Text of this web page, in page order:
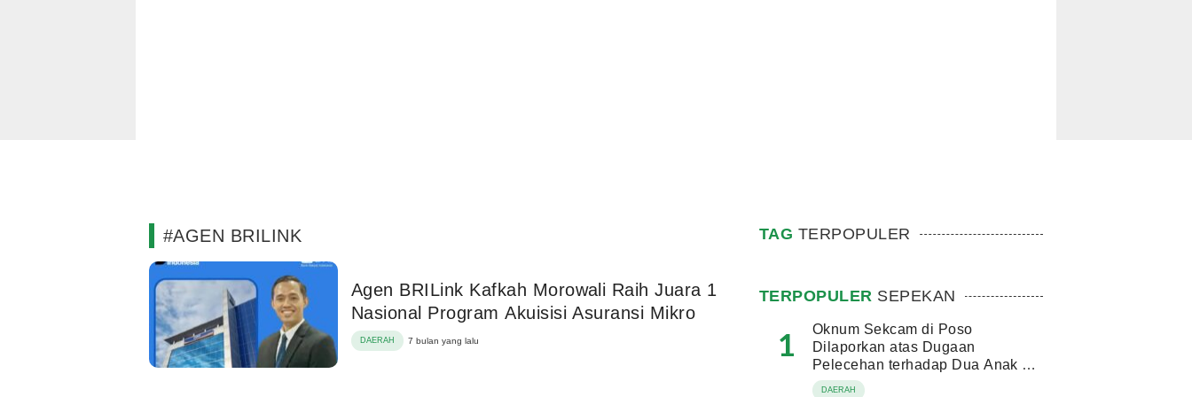
#AGEN BRILINK
Agen BRILink Kafkah Morowali Raih Juara 1
Nasional Program Akuisisi Asuransi Mikro
DAERAH 7 bulan yang lalu
TAG TERPOPULER
TERPOPULER SEPEKAN
1
Oknum Sekcam di Poso
Dilaporkan atas Dugaan
Pelecehan terhadap Dua Anak di
Bawah Umur
DAERAH